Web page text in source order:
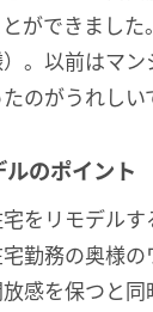
ができまし
）。以前はマ
のがうれしい
ルのポイント
をリモデル
宅勤務の奥様
放感を保つと